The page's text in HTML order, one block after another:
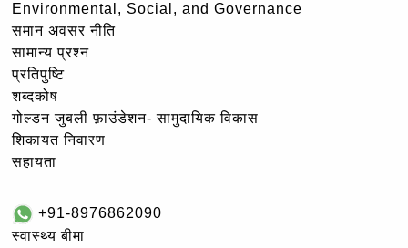
Environmental, Social, and Governance
समान अवसर नीति
सामान्य प्रश्न
प्रतिपुष्टि
शब्दकोष
गोल्‍डन जुबली फ़ाउंडेशन- सामुदायिक विकास
शिकायत निवारण
सहायता
+91-8976862090
स्वास्थ्य बीमा